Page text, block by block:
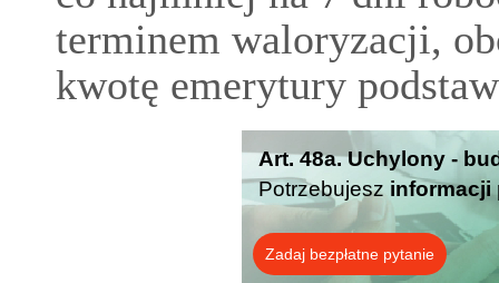
terminem waloryzacji,
kwotę emerytury
Art. 48a. Uchylony -
Potrzebujesz informacji
Zadaj bezpłatne pytanie